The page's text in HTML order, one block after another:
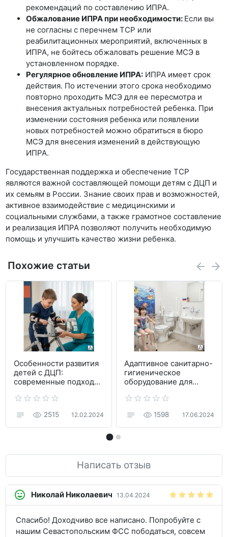
рекомендаций по составлению ИПРА.
Обжалование ИПРА при необходимости: Если вы
не согласны с перечнем ТСР или
реабилитационных мероприятий, включенных в
ИПРА, не бойтесь обжаловать решение МСЭ в
установленном порядке.
Регулярное обновление ИПРА: ИПРА имеет срок
действия. По истечении этого срока необходимо
повторно проходить МСЭ для ее пересмотра и
внесения актуальных потребностей ребенка. При
изменении состояния ребенка или появлении
новых потребностей можно обратиться в бюро
МСЭ для внесения изменений в действующую
ИПРА.
Государственная поддержка и обеспечение ТСР
являются важной составляющей помощи детям с ДЦП и
их семьям в России. Знание своих прав и возможностей,
активное взаимодействие с медицинскими и
социальными службами, а также грамотное составление
и реализация ИПРА позволяют получить необходимую
помощь и улучшить качество жизни ребенка.
Похожие статьи
Особенности развития
детей с ДЦП:
современные подходы
2515 12.02.2024
Адаптивное санитарно-
гигиеническое
оборудование для
1598 17.06.2024
Написать отзыв
Николай Николаевич 13.04.2024
Спасибо! Доходчиво все написано. Попробуйте с
нашим Севастопольским ФСС пободаться, совсем